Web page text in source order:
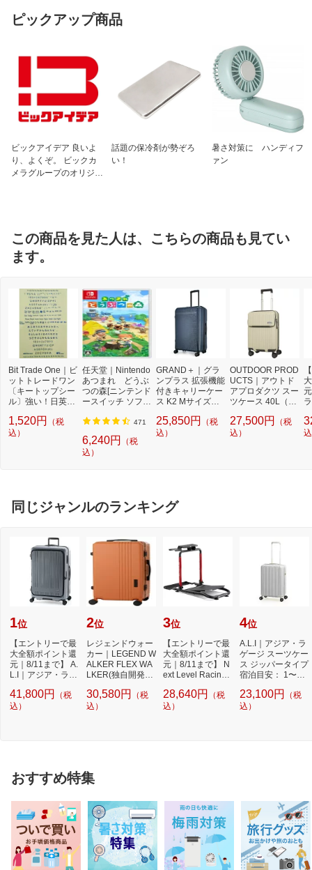
ピックアップ商品
ビックアイデア 良いよ
り、よくぞ。 ビックカ
メラグループのオリジナ
話題の保冷剤が勢ぞろ
い！
暑さ対策に ハンディフ
ァン
この商品を見た人は、こちらの商品も見てい
ます。
Bit Trade One｜ビ
ットトレードワン
〔キートップシー
ル〕強い！日英対
プシールセット ブ
ルー DYKTSBL
1,520円
（税
込）
任天堂｜Nintendo
あつまれ どうぶ
つの森[ニンテンド
ースイッチ ソフ
471
6,240円
（税
込）
GRAND＋｜グラ
ンプラス 拡張機能
付きキャリーケー
ス K2 Mサイズ
2 ネイビー K2-M-
02 [TSAロック搭
25,850円
（税
込）
OUTDOOR PROD
UCTS｜アウトド
アプロダクツ スー
ツケース 40L（46
ち込みサイズ アイ
ボリー OD-0890-4
27,500円
（税
込）
同じジャンルのランキング
1位
【エントリーで最
大全額ポイント還
元｜8/11まで】 A.
L.I｜アジア・ラゲ
41,800円
（税
込）
2位
レジェンドウォー
カー｜LEGEND W
ALKER FLEX WA
LKER(独自開発キ
ランク...
30,580円
（税
込）
3位
【エントリーで最
大全額ポイント還
元｜8/11まで】 N
ext Level Racing
ル...
28,640円
（税
込）
4位
A.L.I｜アジア・ラ
ゲージ スーツケー
ス ジッパータイプ
宿泊目安： 1〜3
23,100円
（税
込）
おすすめ特集